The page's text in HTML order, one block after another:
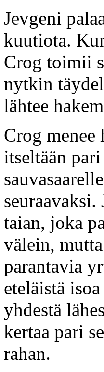
Jevgeni
kuutiota.
Crog toimii
nytkin
lähtee
Crog menee
itseltään
taian, joka
välein,
parantavia
eteläistä
yhdestä
kertaa pari
rahan.